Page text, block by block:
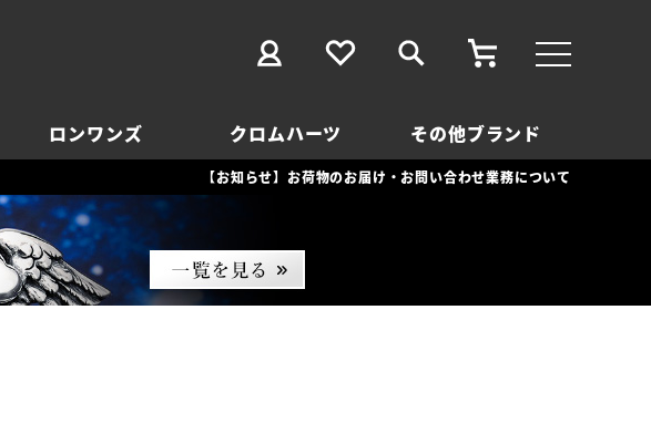
ロンワンズ クロムハーツ その他ブランド
【お知らせ】お荷物のお届け・お問い合わせ業務について